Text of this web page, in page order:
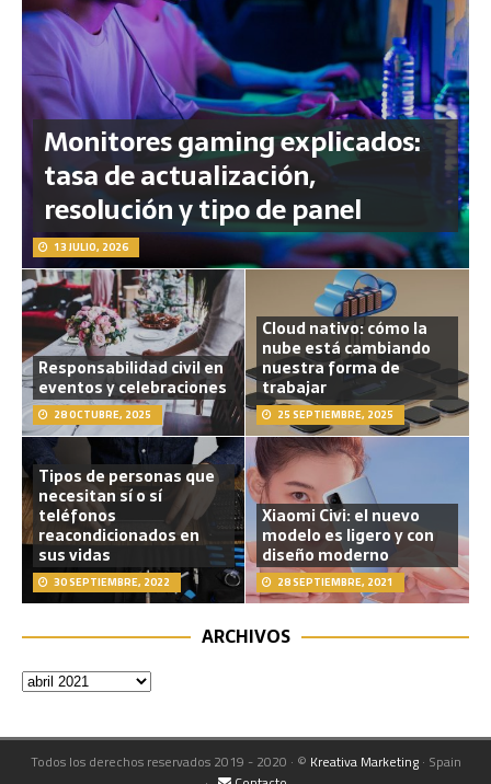
Monitores gaming explicados:
tasa de actualización,
resolución y tipo de panel
13 JULIO, 2026
Responsabilidad civil en
eventos y celebraciones
28 OCTUBRE, 2025
Cloud nativo: cómo la
nube está cambiando
nuestra forma de
trabajar
25 SEPTIEMBRE, 2025
Tipos de personas que
necesitan sí o sí
teléfonos
reacondicionados en
sus vidas
30 SEPTIEMBRE, 2022
Xiaomi Civi: el nuevo
modelo es ligero y con
diseño moderno
28 SEPTIEMBRE, 2021
ARCHIVOS
Todos los derechos reservados 2019 - 2020 · © Kreativa Marketing· Spain